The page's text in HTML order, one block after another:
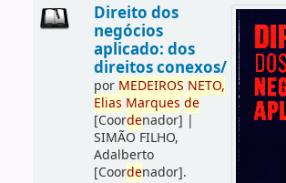
Direito dos
negócios
aplicado: dos
direitos conexos/
por MEDEIROS NETO,
Elias Marques de
[Coordenador] |
SIMÃO FILHO,
Adalberto
[Coordenador].